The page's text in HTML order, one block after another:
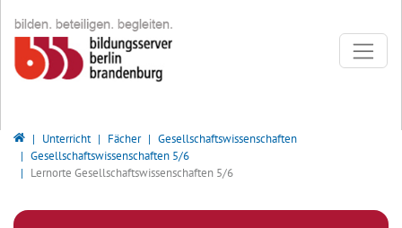
Bildungsserver Berlin - Brandenburg
Unterricht Fächer
Gesellschaftswissenschaften
Gesellschaftswissenschaften 5/6
Lernorte Gesellschaftswissenschaften 5/6